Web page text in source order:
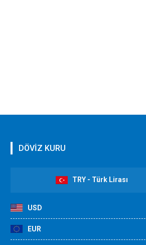
DÖVİZ KURU
TRY - Türk Lirası
USD
EUR